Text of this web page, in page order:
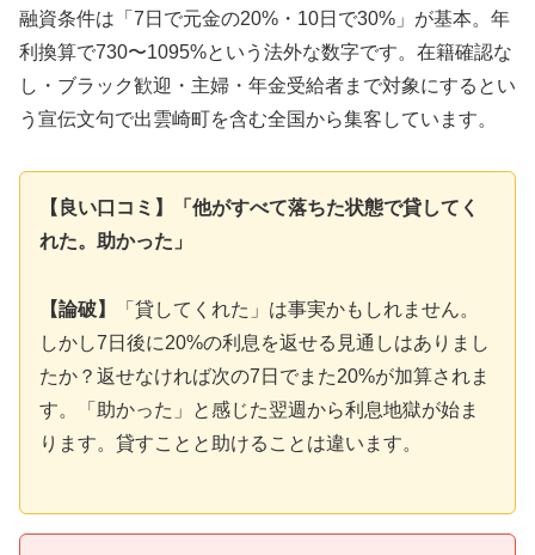
融資条件は「7日で元金の20%・10日で30%」が基本。年
利換算で730〜1095%という法外な数字です。在籍確認な
し・ブラック歓迎・主婦・年金受給者まで対象にするとい
う宣伝文句で出雲崎町を含む全国から集客しています。
【良い口コミ】「他がすべて落ちた状態で貸してく
れた。助かった」
【論破】
「貸してくれた」は事実かもしれません。
しかし7日後に20%の利息を返せる見通しはありまし
たか？返せなければ次の7日でまた20%が加算されま
す。「助かった」と感じた翌週から利息地獄が始ま
ります。貸すことと助けることは違います。